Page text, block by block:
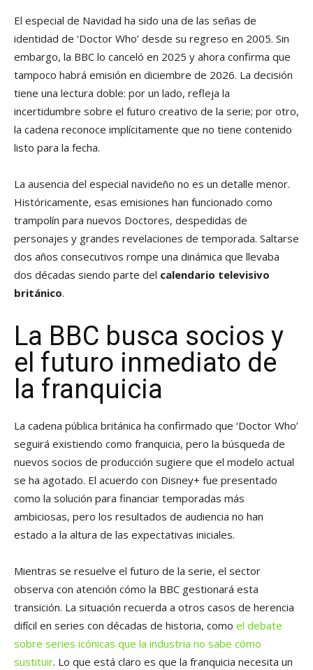
El especial de Navidad ha sido una de las señas de
identidad de ‘Doctor Who’ desde su regreso en 2005. Sin
embargo, la BBC lo canceló en 2025 y ahora confirma que
tampoco habrá emisión en diciembre de 2026. La decisión
tiene una lectura doble: por un lado, refleja la
incertidumbre sobre el futuro creativo de la serie; por otro,
la cadena reconoce implícitamente que no tiene contenido
listo para la fecha.
La ausencia del especial navideño no es un detalle menor.
Históricamente, esas emisiones han funcionado como
trampolín para nuevos Doctores, despedidas de
personajes y grandes revelaciones de temporada. Saltarse
dos años consecutivos rompe una dinámica que llevaba
dos décadas siendo parte del calendario televisivo
británico.
La BBC busca socios y
el futuro inmediato de
la franquicia
La cadena pública británica ha confirmado que ‘Doctor Who’
seguirá existiendo como franquicia, pero la búsqueda de
nuevos socios de producción sugiere que el modelo actual
se ha agotado. El acuerdo con Disney+ fue presentado
como la solución para financiar temporadas más
ambiciosas, pero los resultados de audiencia no han
estado a la altura de las expectativas iniciales.
Mientras se resuelve el futuro de la serie, el sector
observa con atención cómo la BBC gestionará esta
transición. La situación recuerda a otros casos de herencia
difícil en series con décadas de historia, como el debate
sobre series icónicas que la industria no sabe cómo
sustituir. Lo que está claro es que la franquicia necesita un